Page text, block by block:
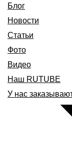
Блог
Новости
Статьи
Фото
Видео
Наш RUTUBE
У нас